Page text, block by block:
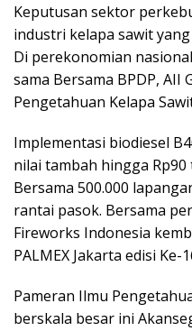
Keputusan sektor
industri kelapa sawit
Di perekonomian
sama Bersama BPDP, AII
Pengetahuan Kelapa
Implementasi biodiesel
nilai tambah hingga
Bersama 500.000
rantai pasok. Bersama
Fireworks Indonesia
PALMEX Jakarta edisi Ke-
Pameran Ilmu
berskala besar ini